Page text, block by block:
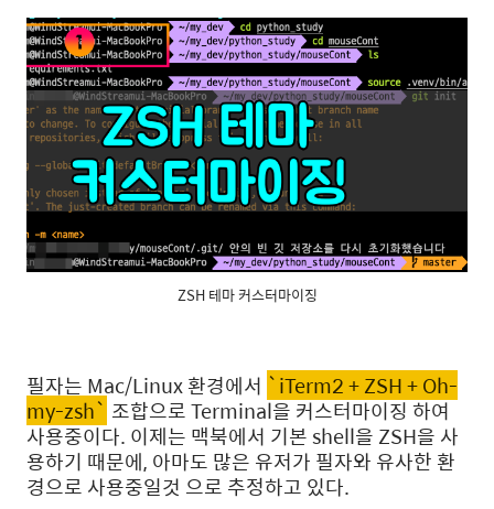
ZSH 테마 커스터마이징
필자는 Mac/Linux 환경에서 `iTerm2 + ZSH + Oh-
my-zsh` 조합으로 Terminal을 커스터마이징 하여
사용중이다. 이제는 맥북에서 기본 shell을 ZSH을 사
용하기 때문에, 아마도 많은 유저가 필자와 유사한 환
경으로 사용중일것 으로 추정하고 있다.